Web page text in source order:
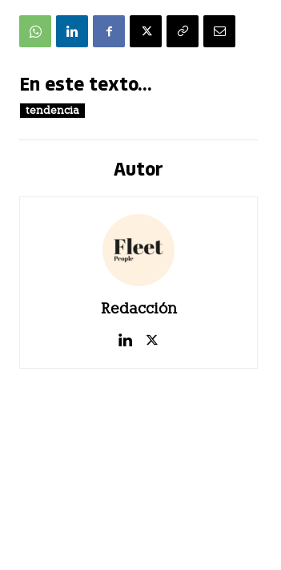
En este texto...
tendencia
Autor
Redacción